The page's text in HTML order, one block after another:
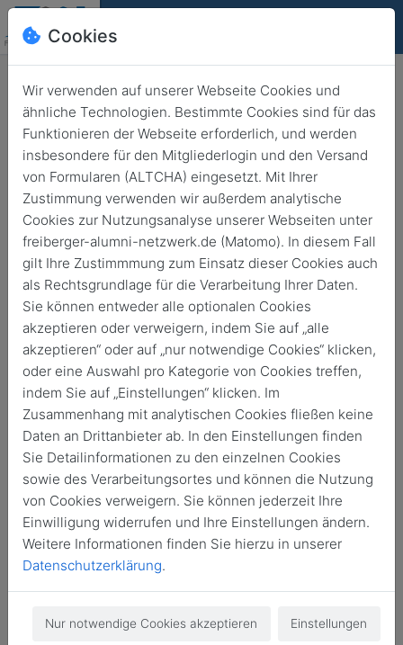
Freiberg
Vernissage: Wanderausstellung
zur Geschichte der IG Farben –
zwischen Aufarbeitung und
Aktivismus
16. April 2026 von 17:00 20:00
Cookies
Wir verwenden auf unserer Webseite Cookies und
ähnliche Technologien. Bestimmte Cookies sind für das
Funktionieren der Webseite erforderlich, und werden
insbesondere für den Mitgliederlogin und den Versand
von Formularen (ALTCHA) eingesetzt. Mit Ihrer
Zustimmung verwenden wir außerdem analytische
Cookies zur Nutzungsanalyse unserer Webseiten unter
freiberger-alumni-netzwerk.de (Matomo). In diesem Fall
gilt Ihre Zustimmmung zum Einsatz dieser Cookies auch
als Rechtsgrundlage für die Verarbeitung Ihrer Daten.
Sie können entweder alle optionalen Cookies
akzeptieren oder verweigern, indem Sie auf „alle
akzeptieren“ oder auf „nur notwendige Cookies“ klicken,
oder eine Auswahl pro Kategorie von Cookies treffen,
indem Sie auf „Einstellungen“ klicken. Im
Zusammenhang mit analytischen Cookies fließen keine
Daten an Drittanbieter ab. In den Einstellungen finden
Sie Detailinformationen zu den einzelnen Cookies
sowie des Verarbeitungsortes und können die Nutzung
von Cookies verweigern. Sie können jederzeit Ihre
Einwilligung widerrufen und Ihre Einstellungen ändern.
Weitere Informationen finden Sie hierzu in unserer
Datenschutzerklärung.
Nur notwendige Cookies akzeptieren Einstellungen